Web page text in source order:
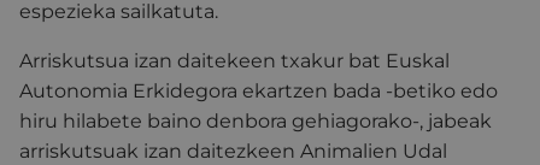
espezieka sailkatuta.
Arriskutsua izan daitekeen txakur bat Euskal
Autonomia Erkidegora ekartzen bada -betiko edo
hiru hilabete baino denbora gehiagorako-, jabeak
arriskutsuak izan daitezkeen Animalien Udal